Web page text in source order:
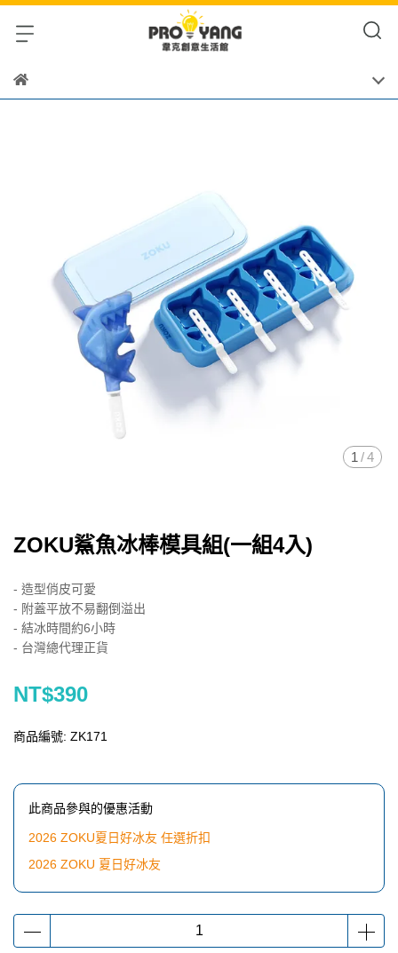
1 /4
ZOKU鯊魚冰棒模具組(一組4入)
- 造型俏皮可愛
- 附蓋平放不易翻倒溢出
- 結冰時間約6小時
- 台灣總代理正貨
NT$390
商品編號: ZK171
此商品參與的優惠活動
2026 ZOKU夏日好冰友 任選折扣
2026 ZOKU 夏日好冰友